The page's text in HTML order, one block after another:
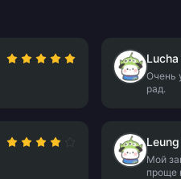
Очень
рад.
Мой
проще